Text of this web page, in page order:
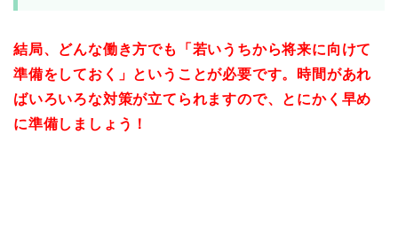
結局、どんな働き方でも「若いうちから将来に向けて
準備をしておく」ということが必要です。時間があれ
ばいろいろな対策が立てられますので、とにかく早め
に準備しましょう！